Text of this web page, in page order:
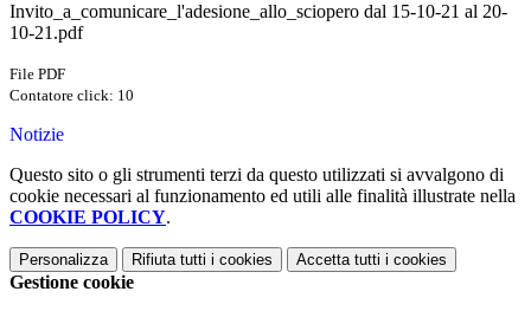
Invito_a_comunicare_l'adesione_allo_sciopero dal 15-10-21 al 20-
10-21.pdf
File PDF
Contatore click: 10
Notizie
Questo sito o gli strumenti terzi da questo utilizzati si avvalgono di
cookie necessari al funzionamento ed utili alle finalità illustrate nella
COOKIE POLICY.
Personalizza Rifiuta tutti i cookies Accetta tutti i cookies
Gestione cookie